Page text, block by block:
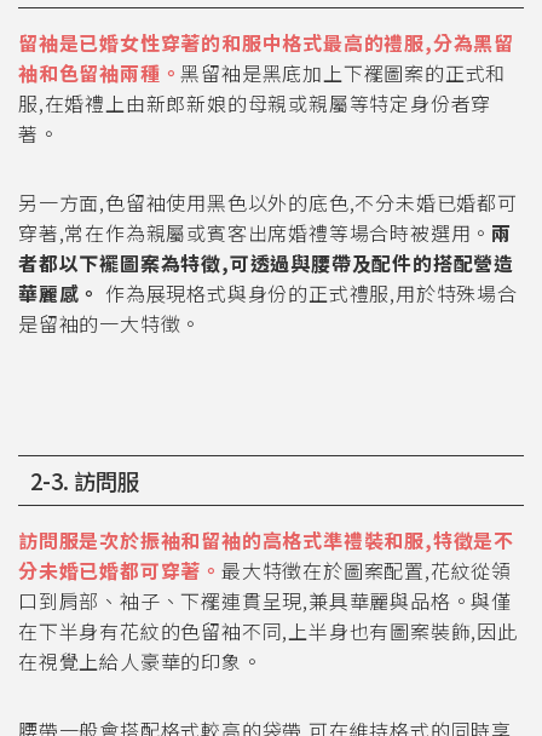
留袖是已婚女性穿著的和服中格式最高的禮服,分為黑留
袖和色留袖兩種。黑留袖是黑底加上下襬圖案的正式和
服,在婚禮上由新郎新娘的母親或親屬等特定身份者穿
著。
另一方面,色留袖使用黑色以外的底色,不分未婚已婚都可
穿著,常在作為親屬或賓客出席婚禮等場合時被選用。 兩
者都以下襬圖案為特徵,可透過與腰帶及配件的搭配營造
華麗感。 作為展現格式與身份的正式禮服,用於特殊場合
是留袖的一大特徵。
2-3. 訪問服
訪問服是次於振袖和留袖的高格式準禮裝和服,特徵是不
分未婚已婚都可穿著。最大特徵在於圖案配置,花紋從領
口到肩部、袖子、下襬連貫呈現,兼具華麗與品格。與僅
在下半身有花紋的色留袖不同,上半身也有圖案裝飾,因此
在視覺上給人豪華的印象。
腰帶一般會搭配格式較高的袋帶,可在維持格式的同時享